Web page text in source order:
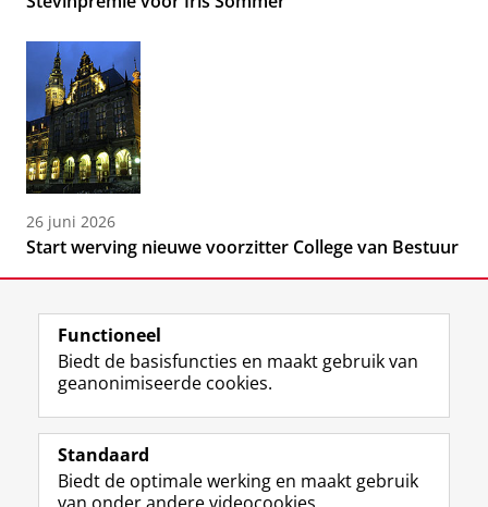
26 juni 2026
Start werving nieuwe voorzitter College van Bestuur
Volg de RUG
F
a
e
L
i
k
R
S
-
I
n
t
Y
o
T
Studiekiezers
Functioneel
Biedt de basisfuncties en maakt gebruik van
geanonimiseerde cookies.
Standaard
Biedt de optimale werking en maakt gebruik